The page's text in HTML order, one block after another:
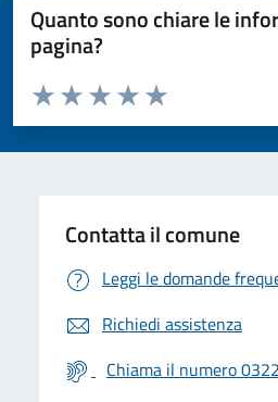
Quanto sono chiare le
pagina?
Valuta da 1 a 5 stelle la pagina
Valuta 5 stelle su
Valuta 4 stelle su 5
Valuta 3 stelle su 5
Valuta 2 stelle su 5
Valuta 1 stelle su 5
Contatta il comune
Leggi le domande
Richiedi assistenza
Chiama il numero